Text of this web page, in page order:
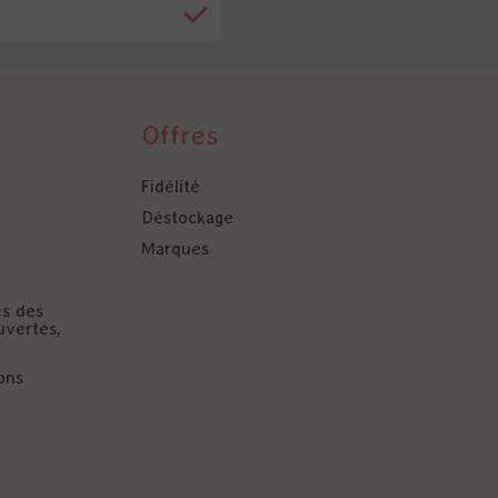
des
Offres
Fidélité
Déstockage
Marques